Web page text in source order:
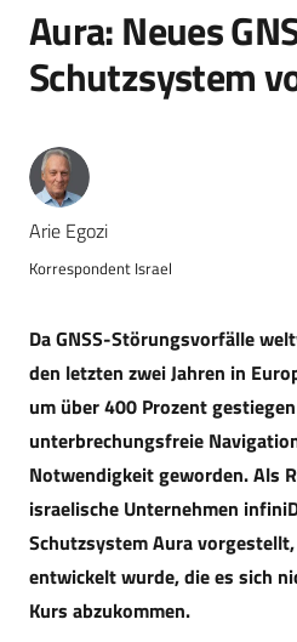
Aura: Neues
Schutzsystem
Arie Egozi
Korrespondent Israel
Da GNSS-Störungsvorfälle
den letzten zwei Jahren in
um über 400 Prozent
unterbrechungsfreie
Notwendigkeit geworden. Als
israelische Unternehmen
Schutzsystem Aura
entwickelt wurde, die es sich
Kurs abzukommen.